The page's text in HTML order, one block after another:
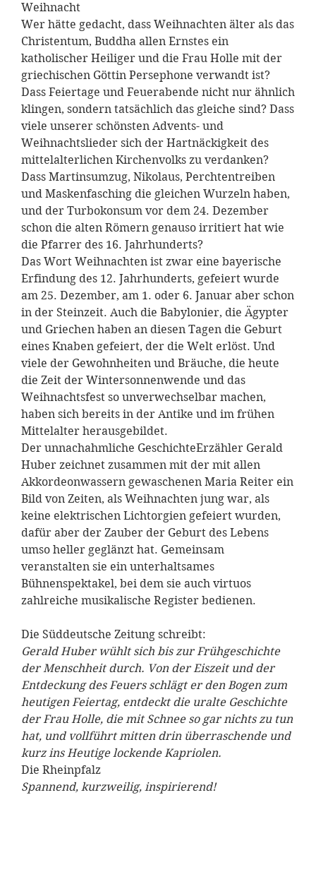
Weihnacht
Wer hätte gedacht, dass Weihnachten älter als das
Christentum, Buddha allen Ernstes ein
katholischer Heiliger und die Frau Holle mit der
griechischen Göttin Persephone verwandt ist?
Dass Feiertage und Feuerabende nicht nur ähnlich
klingen, sondern tatsächlich das gleiche sind? Dass
viele unserer schönsten Advents- und
Weihnachtslieder sich der Hartnäckigkeit des
mittelalterlichen Kirchenvolks zu verdanken?
Dass Martinsumzug, Nikolaus, Perchtentreiben
und Maskenfasching die gleichen Wurzeln haben,
und der Turbokonsum vor dem 24. Dezember
schon die alten Römern genauso irritiert hat wie
die Pfarrer des 16. Jahrhunderts?
Das Wort Weihnachten ist zwar eine bayerische
Erfindung des 12. Jahrhunderts, gefeiert wurde
am 25. Dezember, am 1. oder 6. Januar aber schon
in der Steinzeit. Auch die Babylonier, die Ägypter
und Griechen haben an diesen Tagen die Geburt
eines Knaben gefeiert, der die Welt erlöst. Und
viele der Gewohnheiten und Bräuche, die heute
die Zeit der Wintersonnenwende und das
Weihnachtsfest so unverwechselbar machen,
haben sich bereits in der Antike und im frühen
Mittelalter herausgebildet.
Der unnachahmliche GeschichteErzähler Gerald
Huber zeichnet zusammen mit der mit allen
Akkordeonwassern gewaschenen Maria Reiter ein
Bild von Zeiten, als Weihnachten jung war, als
keine elektrischen Lichtorgien gefeiert wurden,
dafür aber der Zauber der Geburt des Lebens
umso heller geglänzt hat. Gemeinsam
veranstalten sie ein unterhaltsames
Bühnenspektakel, bei dem sie auch virtuos
zahlreiche musikalische Register bedienen.
Die Süddeutsche Zeitung schreibt:
Gerald Huber wühlt sich bis zur Frühgeschichte
der Menschheit durch. Von der Eiszeit und der
Entdeckung des Feuers schlägt er den Bogen zum
heutigen Feiertag, entdeckt die uralte Geschichte
der Frau Holle, die mit Schnee so gar nichts zu tun
hat, und vollführt mitten drin überraschende und
kurz ins Heutige lockende Kapriolen.
Die Rheinpfalz
Spannend, kurzweilig, inspirierend!